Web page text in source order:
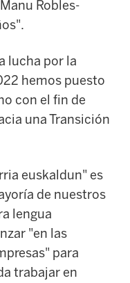
Robles-
lucha por la
hemos puesto
con el fin de
una Transición
euskaldun" es
de nuestros
lengua
"en las
para
trabajar en